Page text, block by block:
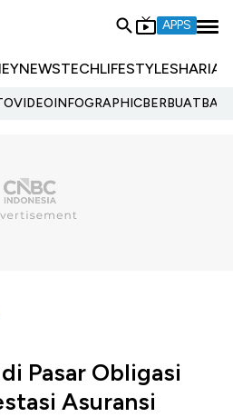
APPS
NEWSTECHLIFESTYLESHARIA
VIDEOINFOGRAPHIC
Pasar Obligasi
Asuransi